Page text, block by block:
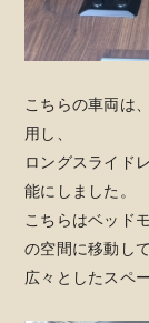
こちらの車両は
用し、
ロングスライド
能にしました。
こちらはベッド
の空間に移動して
広々としたスペ